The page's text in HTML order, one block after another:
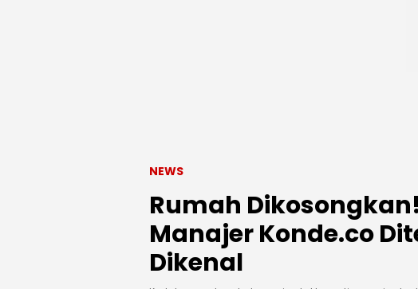
NEWS
Rumah
Manajer Konde.co
Dikenal